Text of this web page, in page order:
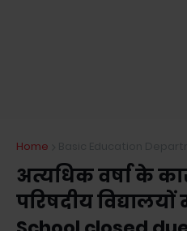
Home
अत्यधिक वर्षा के
परिषदीय